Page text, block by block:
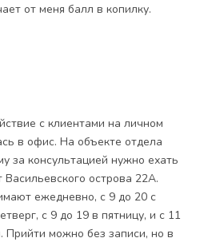
от меня балл в копилку.
с клиентами на личном
в офис. На объекте отдела
за консультацией нужно ехать
острова 22А.
ежедневно, с 9 до 20 с
с 9 до 19 в пятницу, и с 11
Прийти можно без записи, но в